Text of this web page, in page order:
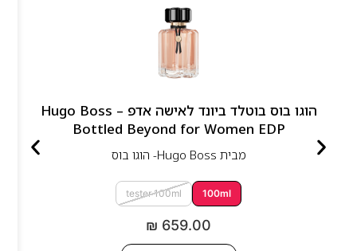
הוגו בוס בוטלד ביונד לאישה אדפ – Hugo Boss
Bottled Beyond for Women EDP
מבית Hugo Boss- הוגו בוס
100ml
tester 100ml
₪ 659.00